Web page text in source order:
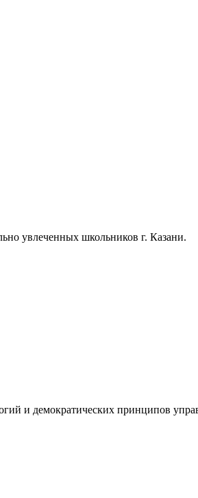
увлеченных школьников г. Казани.
и демократических принципов